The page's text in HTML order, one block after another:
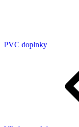
PVC doplnky